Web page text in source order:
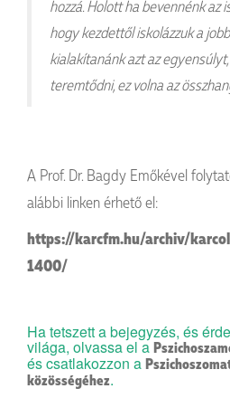
hozzá. Holott ha bevennénk az
hogy kezdettől iskolázzuk a
kialakítanánk azt az
teremtődni, ez volna az
A Prof. Dr. Bagdy Emőkével
alábbi linken érhető el:
https://karcfm.hu/archiv/
1400/
Ha tetszett a bejegyzés, és
világa, olvassa el a
és csatlakozzon a
közösségéhez.